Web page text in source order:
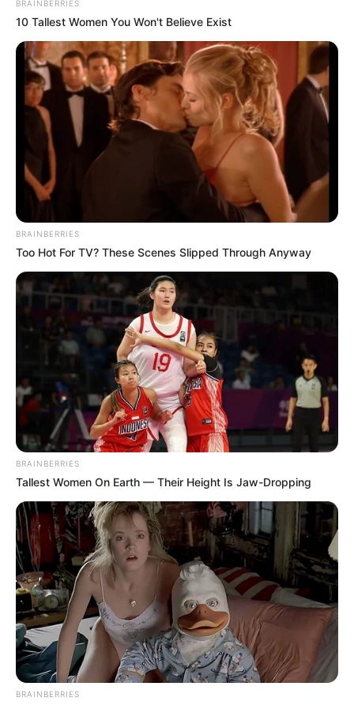
Σημαντικές αλλαγές έρχονται στο καθημερινό
πρόγραμμα λειτουργίας της Γραμμής 2 του
Μετρό της Αθήνας, καθώς ξεκινούν
εκτεταμένες νυχτερινές εργασίες αναβάθμισης
των υποδομών. Η ΣΤΑΣΥ ανακοίνωσε επίσημα
ότι από την Κυριακή 17 Μαΐου τίθενται σε ισχύ
προσωρινές κυκλοφοριακές ρυθμίσεις στο
τμήμα «Σεπόλια – Μεταξουργείο», προκειμένου
να προχωρήσει η απαραίτητη αντικατάσταση
των σιδηροτροχιών καθώς και η εγκατάσταση
του νέου δικτύου 5G.
Λόγω των τεχνικών αυτών παρεμβάσεων, οι
BRAINBERRIES
10 Tallest Women You Won't Believe Exist
BRAINBERRIES
Too Hot For TV? These Scenes Slipped Through Anyway
BRAINBERRIES
Tallest Women On Earth — Their Height Is Jaw-Dropping
BRAINBERRIES